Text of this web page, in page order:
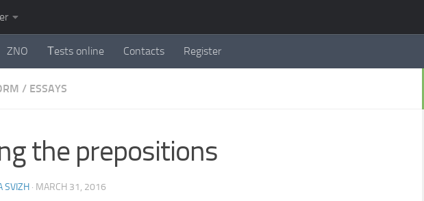
ZNO Тests online Contacts Register
/ ESSAYS
the prepositions
SVIZH · MARCH 31, 2016